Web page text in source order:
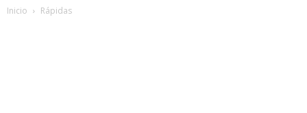
Inicio Rápidas